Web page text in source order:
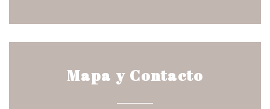
Mapa y Contacto